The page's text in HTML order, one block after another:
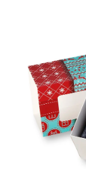
Moje objednávka